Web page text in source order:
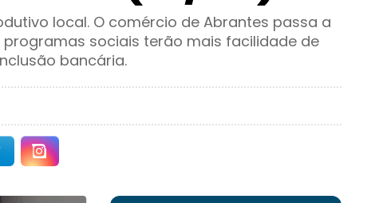
local. O comércio de Abrantes passa a
sociais terão mais facilidade de
bancária.